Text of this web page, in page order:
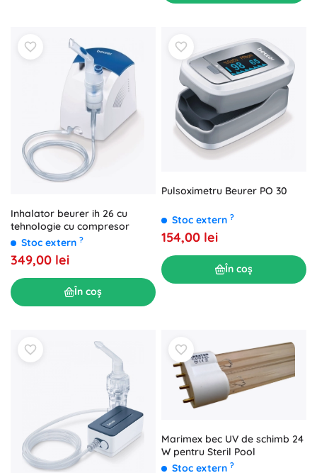
Inhalator beurer ih 26 cu
tehnologie cu compresor
Stoc extern ?
349,00 lei
În coș
Pulsoximetru Beurer PO 30
Stoc extern ?
154,00 lei
În coș
Marimex bec UV de schimb 24
W pentru Steril Pool
Stoc extern ?